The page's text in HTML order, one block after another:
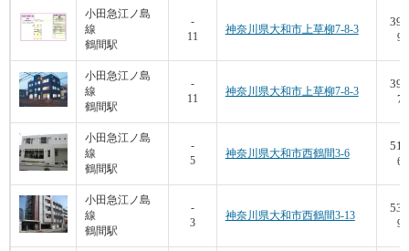
小田急江ノ島
線
鶴間駅
-
11
神奈川県大和市上草柳7-8-3
小田急江ノ島
線
鶴間駅
-
11
神奈川県大和市上草柳7-8-3
小田急江ノ島
線
鶴間駅
-
5
神奈川県大和市西鶴間3-6
小田急江ノ島
線
鶴間駅
-
3
神奈川県大和市西鶴間3-13